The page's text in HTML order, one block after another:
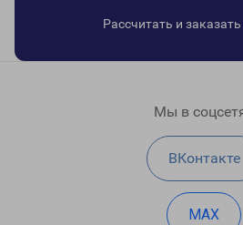
Рассчитать и
Мы в
ВКонтакте
MAX